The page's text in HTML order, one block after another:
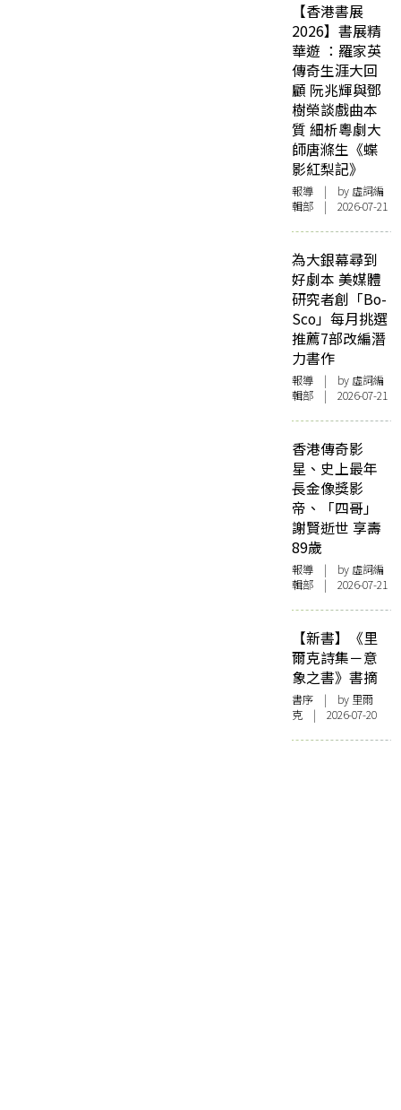
【香港書展
2026】書展精
華遊 ：羅家英
傳奇生涯大回
顧 阮兆輝與鄧
樹榮談戲曲本
質 細析粵劇大
師唐滌生《蝶
影紅梨記》
報導 | by 虛詞編
輯部 | 2026-07-21
為大銀幕尋到
好劇本 美媒體
研究者創「Bo-
Sco」每月挑選
推薦7部改編潛
力書作
報導 | by 虛詞編
輯部 | 2026-07-21
香港傳奇影
星、史上最年
長金像獎影
帝、「四哥」
謝賢逝世 享壽
89歲
報導 | by 虛詞編
輯部 | 2026-07-21
【新書】《里
爾克詩集－意
象之書》書摘
書序 | by 里爾
克 | 2026-07-20